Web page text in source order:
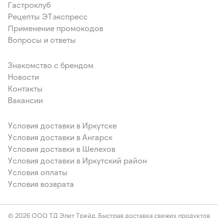
Гастроклуб
Рецепты ЭТэкспресс
Применение промокодов
Вопросы и ответы
Знакомство с брендом
Новости
Контакты
Вакансии
Условия доставки в Иркутске
Условия доставки в Ангарск
Условия доставки в Шелехов
Условия доставки в Иркутский район
Условия оплаты
Условия возврата
© 2026 ООО ТД Элит Трейд. Быстрая доставка свежих продуктов